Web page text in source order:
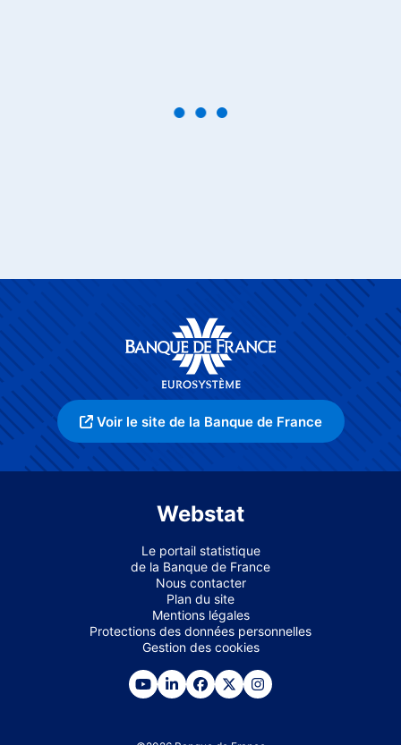
Voir le site de la Banque de France
Webstat
Le portail statistique
de la Banque de France
Nous contacter
Plan du site
Mentions légales
Protections des données personnelles
Gestion des cookies